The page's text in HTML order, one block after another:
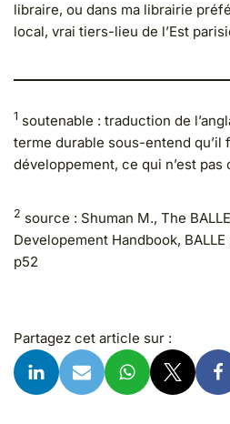
libraire, ou dans ma librairie
local, vrai tiers-lieu de l’Est
1 soutenable : traduction de
terme durable sous-entend qu’il
développement, ce qui n’est pas
2 source : Shuman M., The
Developement Handbook,
p52
Partagez cet article sur :